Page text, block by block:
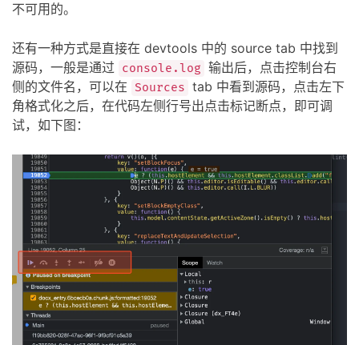
不可用的。
还有一种方式是直接在 devtools 中的 source tab 中找到
源码，一般是通过
console.log 输出后，点击控制台右
侧的文件名，可以在 Sources tab 中看到源码，点击左下
角格式化之后，在代码左侧行号出点击标记断点，即可调
试，如下图：